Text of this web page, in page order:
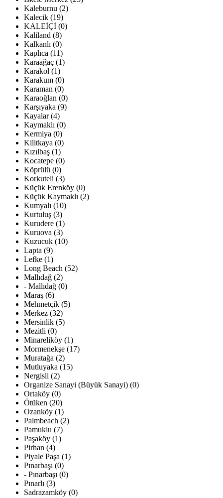
Kaleburnu (2)
Kalecik (19)
KALEİÇİ (0)
Kaliland (8)
Kalkanlı (0)
Kaplıca (11)
Karaağaç (1)
Karakol (1)
Karakum (0)
Karaman (0)
Karaoğlan (0)
Karşıyaka (9)
Kayalar (4)
Kaymaklı (0)
Kermiya (0)
Kilitkaya (0)
Kızılbaş (1)
Kocatepe (0)
Köprülü (0)
Korkuteli (3)
Küçük Erenköy (0)
Küçük Kaymaklı (2)
Kumyalı (10)
Kurtuluş (3)
Kurudere (1)
Kuruova (3)
Kuzucuk (10)
Lapta (9)
Lefke (1)
Long Beach (52)
Mallıdağ (2)
- Mallıdağ (0)
Maraş (6)
Mehmetçik (5)
Merkez (32)
Mersinlik (5)
Mezitli (0)
Minareliköy (1)
Mormenekşe (17)
Muratağa (2)
Mutluyaka (15)
Nergisli (2)
Organize Sanayi (Büyük Sanayi) (0)
Ortaköy (0)
Ötüken (20)
Ozanköy (1)
Palmbeach (2)
Pamuklu (7)
Paşaköy (1)
Pirhan (4)
Piyale Paşa (1)
Pınarbaşı (0)
- Pınarbaşı (0)
Pınarlı (3)
Sadrazamköy (0)